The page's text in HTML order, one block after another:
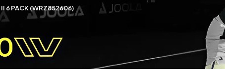
6 PACK (WRZ852606)